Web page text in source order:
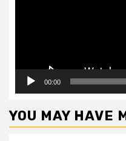
00:00
YOU MAY HAVE